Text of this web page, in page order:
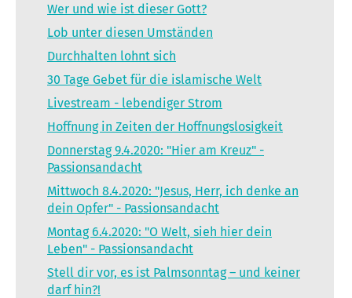
Wer und wie ist dieser Gott?
Lob unter diesen Umständen
Durchhalten lohnt sich
30 Tage Gebet für die islamische Welt
Livestream - lebendiger Strom
Hoffnung in Zeiten der Hoffnungslosigkeit
Donnerstag 9.4.2020: "Hier am Kreuz" -
Passionsandacht
Mittwoch 8.4.2020: "Jesus, Herr, ich denke an
dein Opfer" - Passionsandacht
Montag 6.4.2020: "O Welt, sieh hier dein
Leben" - Passionsandacht
Stell dir vor, es ist Palmsonntag – und keiner
darf hin?!